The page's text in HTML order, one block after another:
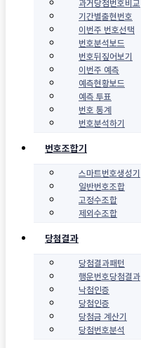
과거당첨번호비교
기간별출현번호
이번주 번호선택
번호분석보드
번호뒤짚어보기
이번주 예측
예측현황보드
예측 투표
번호 통계
번호분석하기
번호조합기
스마트번호생성기
일반번호조합
고정수조합
제외수조합
당첨결과
당첨결과패턴
행운번호당첨결과
낙첨인증
당첨인증
당첨금 계산기
당첨번호분석